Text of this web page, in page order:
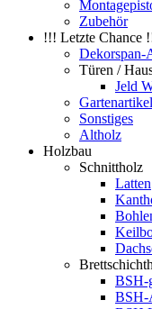
Zubehör
!!! Letzte Chance
Dekorspan-
Türen /
Jeld
Gartenartikel
Sonstiges
Altholz
Holzbau
Schnittholz
Latten
BSH-
BSH-